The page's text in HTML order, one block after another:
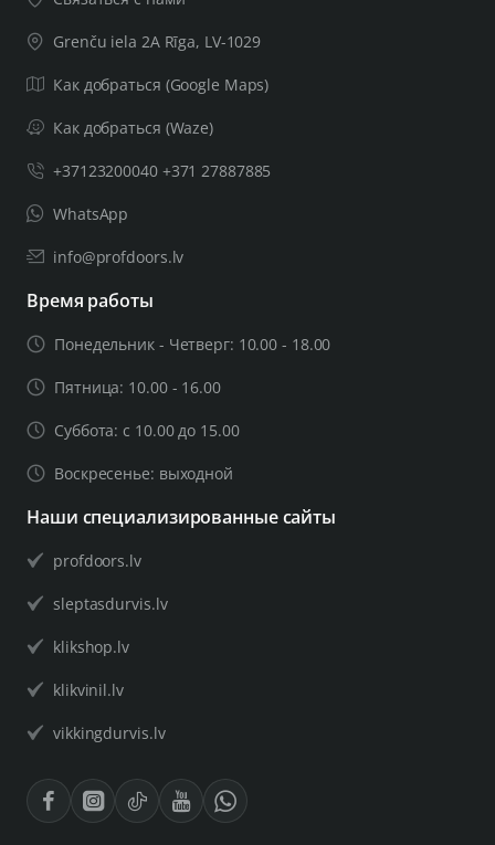
Grenču iela 2A Rīga, LV-1029
Как добраться (Google Maps)
Как добраться (Waze)
+37123200040 +371 27887885
WhatsApp
info@profdoors.lv
Время работы
Понедельник - Четверг: 10.00 - 18.00
Пятница: 10.00 - 16.00
Суббота: с 10.00 до 15.00
Воскресенье: выходной
Наши специализированные сайты
profdoors.lv
sleptasdurvis.lv
klikshop.lv
klikvinil.lv
vikkingdurvis.lv